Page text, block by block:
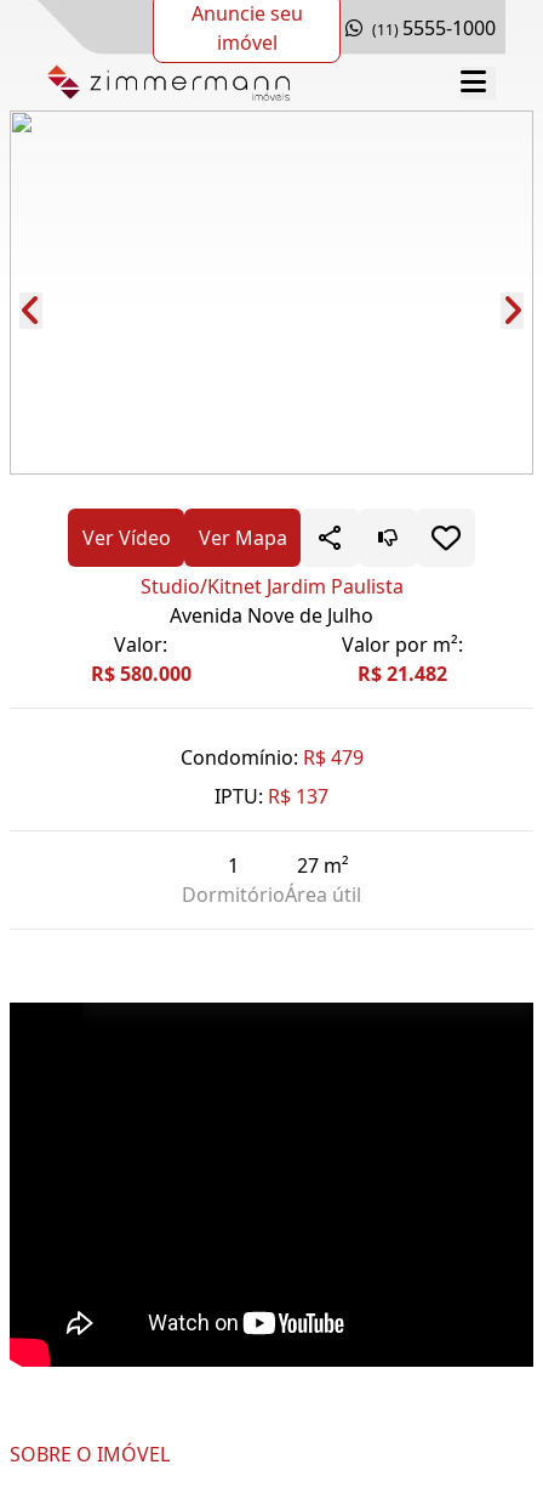
Anuncie seu
imóvel
(11) 5555-1000
Ver Vídeo
Ver Mapa
Studio/Kitnet Jardim Paulista
Avenida Nove de Julho
Valor:
R$ 580.000
Valor por m²:
R$ 21.482
Condomínio: R$ 479
IPTU: R$ 137
1
Dormitório
27 m²
Área útil
SOBRE O IMÓVEL